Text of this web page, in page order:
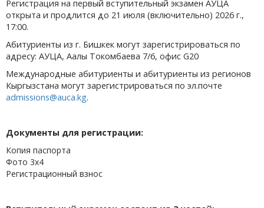
Регистрация на первый вступительный экзамен АУЦА
открыта и продлится до 21 июля (включительно) 2026 г.,
17:00.
Абитуриенты из г. Бишкек могут зарегистрироваться по
адресу: АУЦА, Аалы Токомбаева 7/6, офис G20
Международные абитуриенты и абитуриенты из регионов
Кыргызстана могут зарегистрироваться по эл.почте
admissions@auca.kg.
Документы для регистрации:
Копия паспорта
Фото 3х4
Регистрационный взнос